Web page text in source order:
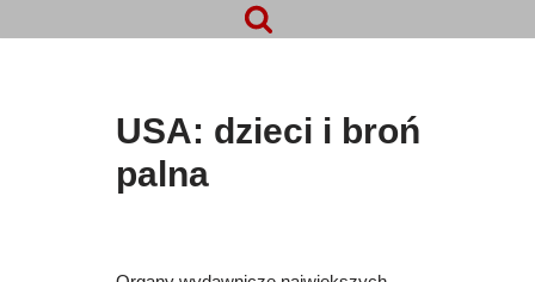
USA: dzieci i broń
palna